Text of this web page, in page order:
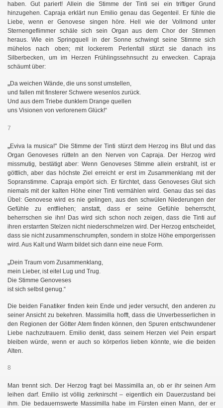
haben. Gut pariert! Allein die Stimme der Tinti sei ein triftiger Grund
hinzugehen. Capraja erklärt nun Emilio genau das Gegenteil. Er fühle die
Liebe, wenn er Genovese singen höre. Hell wie der Vollmond unter
Sternengeflimmer schäle sich sein Organ aus dem Chor der Stimmen
heraus. Wie ein Springquell in der Sonne schwingt seine Stimme sich
mühelos nach oben; mit lockerem Perlenfall stürzt sie danach ins
Silberbecken, um im Herzen Frühlingssehnsucht zu erwecken. Capraja
schäumt über:
„Da weichen Wände, die uns sonst umstellen,
und fallen mit finsterer Schwere wesenlos zurück.
Und aus dem Triebe dunklem Drange quellen
uns Visionen von verlorenem Glück!“
7
„Eviva la musica!" Die Stimme der Tinti stürzt dem Herzog ins Blut und das
Organ Genoveses rütteln an den Nerven von Capraja. Der Herzog wird
missmutig, bestätigt aber: Wenn Genoveses Stimme allein erstrahlt, ist er
göttlich, aber das höchste Ziel erreicht er erst im Zusammenklang mit der
Sopranstimme. Capraja empört sich. Er fürchtet, dass Genoveses Glut sich
niemals mit der kalten Höhe einer Tinti vermählen wird. Genau das sei das
Übel: Genovese wird es nie gelingen, aus den schwülen Niederungen der
Gefühle zu entfliehen; anstatt, dass er seine Gefühle beherrscht,
beherrschen sie ihn! Das wird sich schon noch zeigen, dass die Tinti auf
ihren erstarrten Stelzen nicht niederschmelzen wird. Der Herzog entscheidet,
dass sie nicht zusammenschrumpfen, sondern in stolze Höhe emporgerissen
wird. Aus Kalt und Warm bildet sich dann eine neue Form.
„Dein Traum vom Zusammenklang,
mein Lieber, ist eitel Lug und Trug.
Die Stimme Genoveses
ist sich selbst genug.“
Die beiden Fanatiker finden kein Ende und jeder versucht, den anderen zu
seiner Ansicht zu bekehren. Massimilla hofft, dass die Unverbesserlichen in
den Regionen der Götter Atem finden können, den Spuren entschwundener
Liebe nachzutrauern. Emilio denkt, dass seinem Herzen viel Pein erspart
bleiben würde, wenn er auch so körperlos lieben könnte, wie die beiden
Alten.
8
Man trennt sich. Der Herzog fragt bei Massimilla an, ob er ihr seinen Arm
leihen darf. Emilio ist völlig zerknirscht – eigentlich ein Dauerzustand bei
ihm. Die bedauernswerte Massimilla habe im Fürsten einen Mann, der er